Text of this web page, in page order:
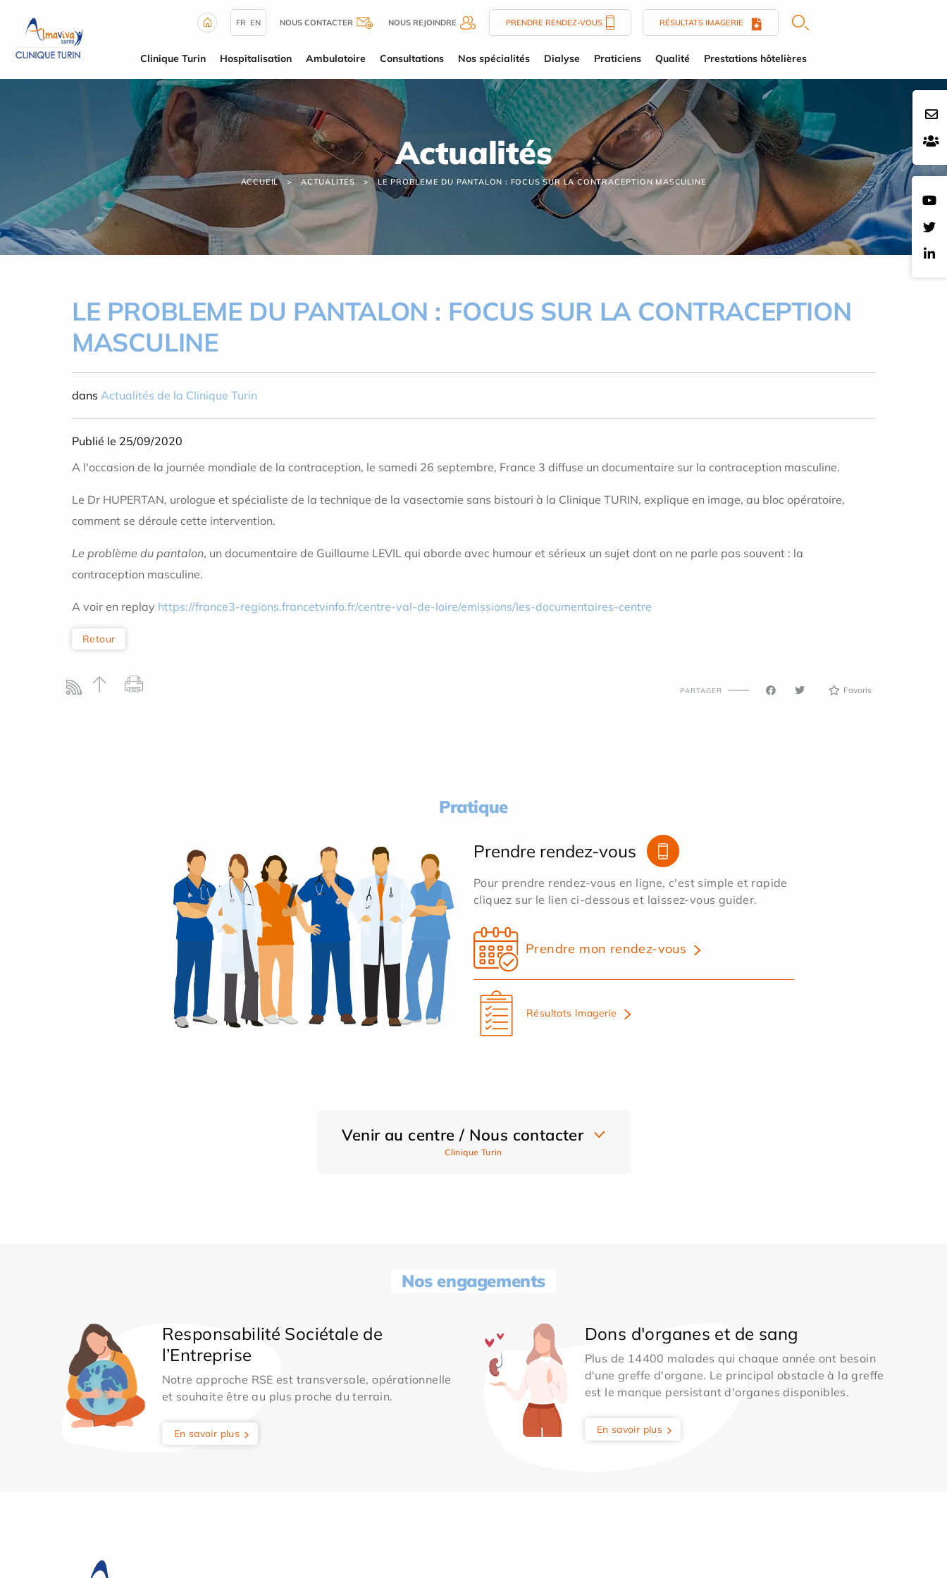
FR EN NOUS CONTACTER NOUS REJOINDRE PRENDRE RENDEZ-VOUS RÉSULTATS IMAGERIE
Clinique Turin Hospitalisation Ambulatoire Consultations Nos spécialités Dialyse Praticiens Qualité Prestations hôtelières
Actualités
ACCUEIL ACTUALITÉS LE PROBLEME DU PANTALON : FOCUS SUR LA CONTRACEPTION MASCULINE
LE PROBLEME DU PANTALON : FOCUS SUR LA CONTRACEPTION
MASCULINE
dans Actualités de la Clinique Turin
Publié le 25/09/2020
A l'occasion de la journée mondiale de la contraception, le samedi 26 septembre, France 3 diffuse un documentaire sur la contraception masculine.
Le Dr HUPERTAN, urologue et spécialiste de la technique de la vasectomie sans bistouri à la Clinique TURIN, explique en image, au bloc opératoire,
comment se déroule cette intervention.
Le problème du pantalon, un documentaire de Guillaume LEVIL qui aborde avec humour et sérieux un sujet dont on ne parle pas souvent : la
contraception masculine.
A voir en replay https://france3-regions.francetvinfo.fr/centre-val-de-loire/emissions/les-documentaires-centre
Retour
PARTAGER Favoris
Pratique
Prendre rendez-vous
Pour prendre rendez-vous en ligne, c'est simple et rapide
cliquez sur le lien ci-dessous et laissez-vous guider.
Prendre mon rendez-vous
Résultats Imagerie
Venir au centre / Nous contacter
Clinique Turin
Nos engagements
Responsabilité Sociétale de
l’Entreprise
Notre approche RSE est transversale, opérationnelle
et souhaite être au plus proche du terrain.
En savoir plus
Dons d'organes et de sang
Plus de 14400 malades qui chaque année ont besoin
d'une greffe d'organe. Le principal obstacle à la greffe
est le manque persistant d'organes disponibles.
En savoir plus